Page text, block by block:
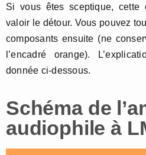
Si vous êtes sceptique,
valoir le détour. Vous pouvez
composants ensuite (ne
l’encadré orange).
donnée ci-dessous.
Schéma de
audiophile à